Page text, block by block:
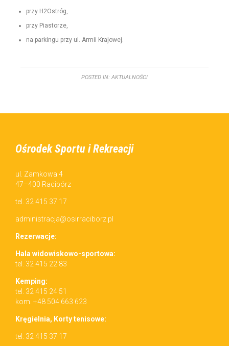
przy H2Ostróg,
przy Pias­torze,
na parkingu przy ul. Armii Krajowej.
POSTED IN: AKTUALNOŚCI
Ośrodek Sportu i Rekreacji
ul. Zamkowa 4
47–400 Racibórz
tel. 32 415 37 17
administracja@osirraciborz.pl
Rez­erwac­je:
Hala wid­owiskowo-sportowa:
tel. 32 415 22 83
Kemp­ing:
tel. 32 415 24 51
kom. +48 504 663 623
Kręgiel­nia, Korty tenisowe:
tel. 32 415 37 17